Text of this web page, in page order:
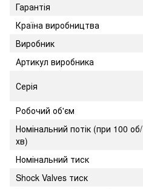
Гарантія
Країна виробництва
Виробник
Артикул виробника
Серія
Робочий об'єм
Номінальний потік (при 100 об/
хв)
Номінальний тиск
Shock Valves тиск